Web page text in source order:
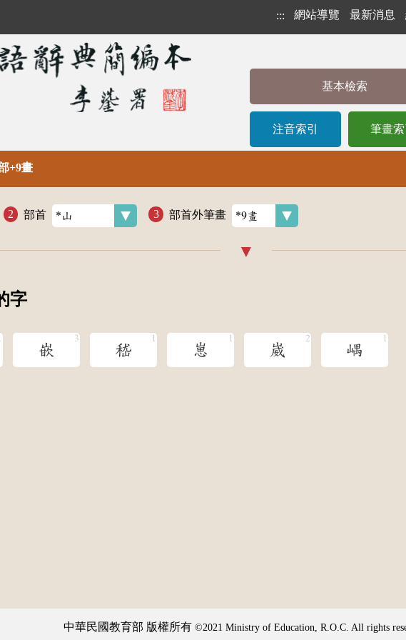
::: 網站導覽 最新消息
基本檢索
注音索引 筆畫索
+9畫
部首 部首外筆畫
字
嵌 嵇 崽 崴 嵎
中華民國教育部 版權所有 ©2021 Ministry of Education, R.O.C. All rights